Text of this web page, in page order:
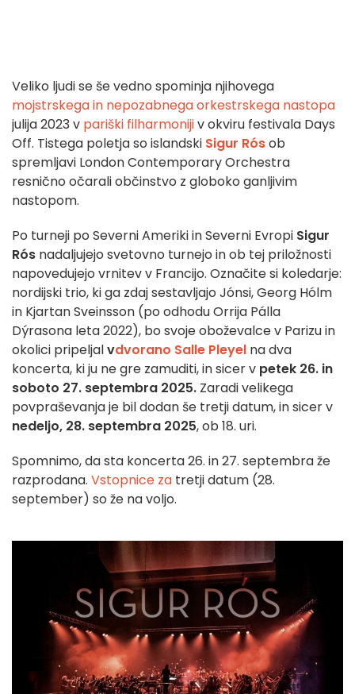
Veliko ljudi se še vedno spominja njihovega
mojstrskega in nepozabnega orkestrskega nastopa
julija 2023 v pariški filharmonijiv okviru festivala Days
Off. Tistega poletja so islandski Sigur Rósob
spremljavi London Contemporary Orchestra
resnično očarali občinstvo z globoko ganljivim
nastopom.
Po turneji po Severni Ameriki in Severni Evropi Sigur
Rós nadaljujejo svetovno turnejo in ob tej priložnosti
napovedujejo vrnitev v Francijo. Označite si koledarje:
nordijski trio, ki ga zdaj sestavljajo Jónsi, Georg Hólm
in Kjartan Sveinsson (po odhodu Orrija Pálla
Dýrasona leta 2022), bo svoje oboževalce v Parizu in
okolici pripeljalvdvorano Salle Pleyel na dva
koncerta, ki ju ne gre zamuditi, in sicer v petek 26. in
soboto 27. septembra 2025. Zaradi velikega
povpraševanja je bil dodan še tretji datum, in sicer v
nedeljo, 28. septembra 2025, ob 18. uri.
Spomnimo, da sta koncerta 26. in 27. septembra že
razprodana. Vstopnice za tretji datum (28.
september) so že na voljo.